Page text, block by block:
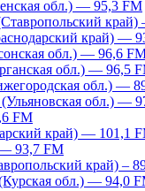
обл.) — 95,3 FM
край) —
обл.) — 96,6
обл.) — 96,5
обл.) —
обл.) —
FM
край) — 101,1
93,7 FM
край) –
обл.) — 94,0